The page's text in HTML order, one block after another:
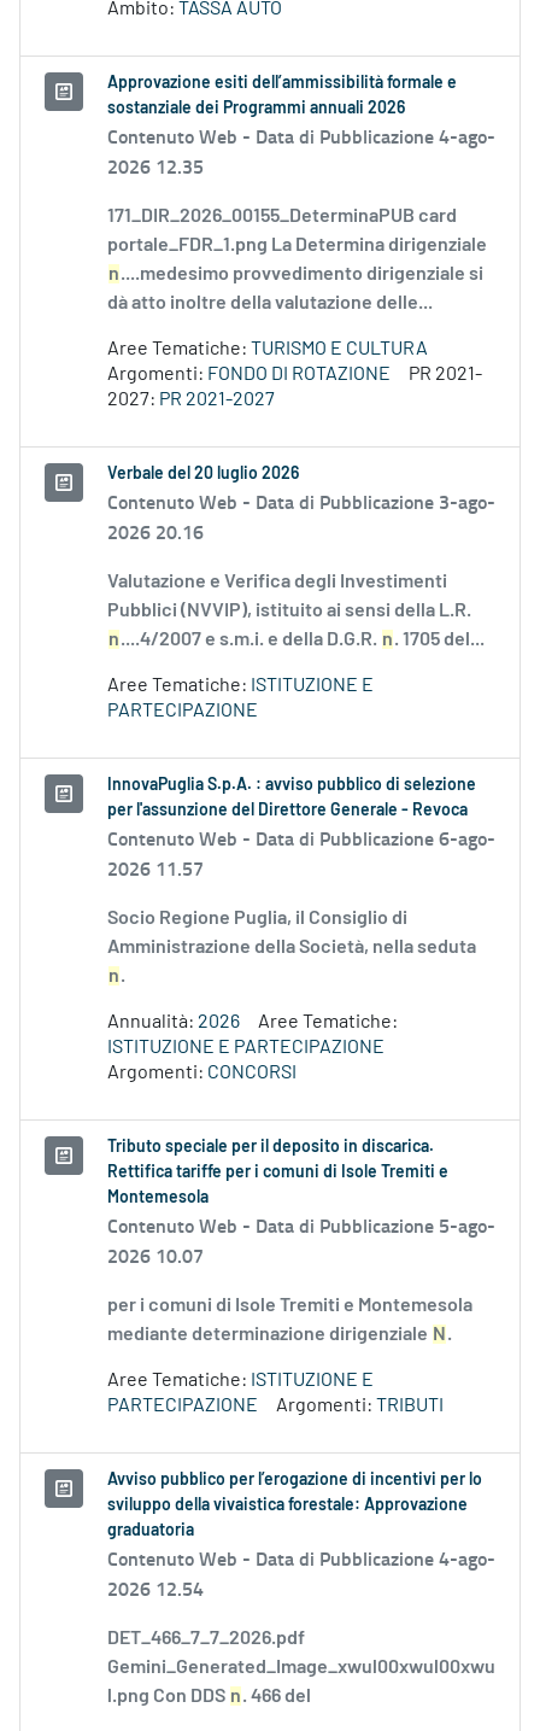
Ambito: TASSA AUTO
Approvazione esiti dell’ammissibilità formale e
sostanziale dei Programmi annuali 2026
Contenuto Web - Data di Pubblicazione 4-ago-
2026 12.35
171_DIR_2026_00155_DeterminaPUB card
portale_FDR_1.png La Determina dirigenziale
n....medesimo provvedimento dirigenziale si
dà atto inoltre della valutazione delle...
Aree Tematiche: TURISMO E CULTURA
Argomenti: FONDO DI ROTAZIONE
PR 2021-
2027: PR 2021-2027
Verbale del 20 luglio 2026
Contenuto Web - Data di Pubblicazione 3-ago-
2026 20.16
Valutazione e Verifica degli Investimenti
Pubblici (NVVIP), istituito ai sensi della L.R.
n....4/2007 e s.m.i. e della D.G.R. n. 1705 del...
Aree Tematiche: ISTITUZIONE E
PARTECIPAZIONE
InnovaPuglia S.p.A. : avviso pubblico di selezione
per l'assunzione del Direttore Generale - Revoca
Contenuto Web - Data di Pubblicazione 6-ago-
2026 11.57
Socio Regione Puglia, il Consiglio di
Amministrazione della Società, nella seduta
n.
Annualità: 2026
Aree Tematiche:
ISTITUZIONE E PARTECIPAZIONE
Argomenti: CONCORSI
Tributo speciale per il deposito in discarica.
Rettifica tariffe per i comuni di Isole Tremiti e
Montemesola
Contenuto Web - Data di Pubblicazione 5-ago-
2026 10.07
per i comuni di Isole Tremiti e Montemesola
mediante determinazione dirigenziale N .
Aree Tematiche: ISTITUZIONE E
PARTECIPAZIONE
Argomenti: TRIBUTI
Avviso pubblico per l’erogazione di incentivi per lo
sviluppo della vivaistica forestale: Approvazione
graduatoria
Contenuto Web - Data di Pubblicazione 4-ago-
2026 12.54
DET_466_7_7_2026.pdf
Gemini_Generated_Image_xwul00xwul00xwu
l.png Con DDS n. 466 del